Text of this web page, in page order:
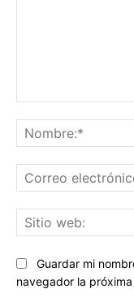
Guardar mi
navegador la